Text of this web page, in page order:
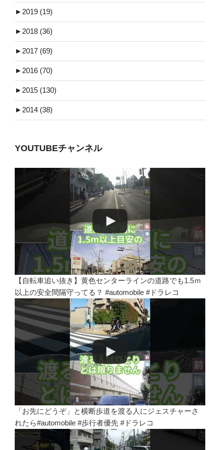
► 2019 (19)
► 2018 (36)
► 2017 (69)
► 2016 (70)
► 2015 (130)
► 2014 (38)
YOUTUBEチャンネル
【自転車追い抜き】黄色センターラインの道路でも1.5ｍ
以上の安全間隔守ってる？ #automobile #ドラレコ
「お先にどうぞ」と横断歩道を渡る人にジェスチャーさ
れたら#automobile #歩行者優先 #ドラレコ